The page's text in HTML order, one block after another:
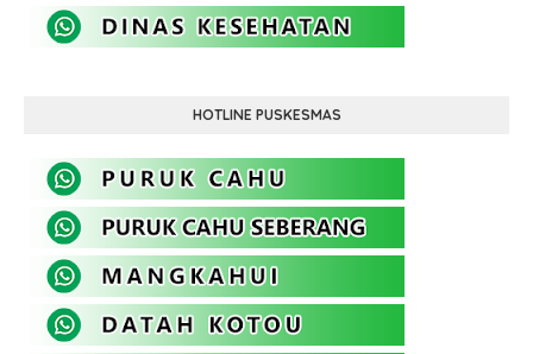
HOTLINE PUSKESMAS